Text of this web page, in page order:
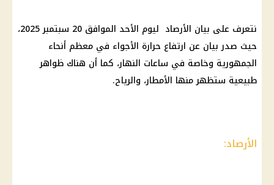
نتعرف على بيان الأرصاد ليوم الأحد الموافق 20 سبتمبر 2025،
حيث صدر بيان عن ارتفاع حرارة الأجواء في معظم أنحاء
الجمهورية وخاصة في ساعات النهار، كما أن هناك ظواهر
طبيعية ستظهر منها الأمطار، والرياح.
الأرصاد: